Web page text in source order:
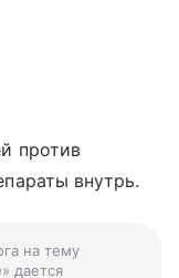
против
внутрь.
на тему
дается